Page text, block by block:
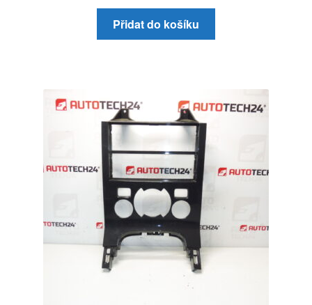
Přidat do košíku